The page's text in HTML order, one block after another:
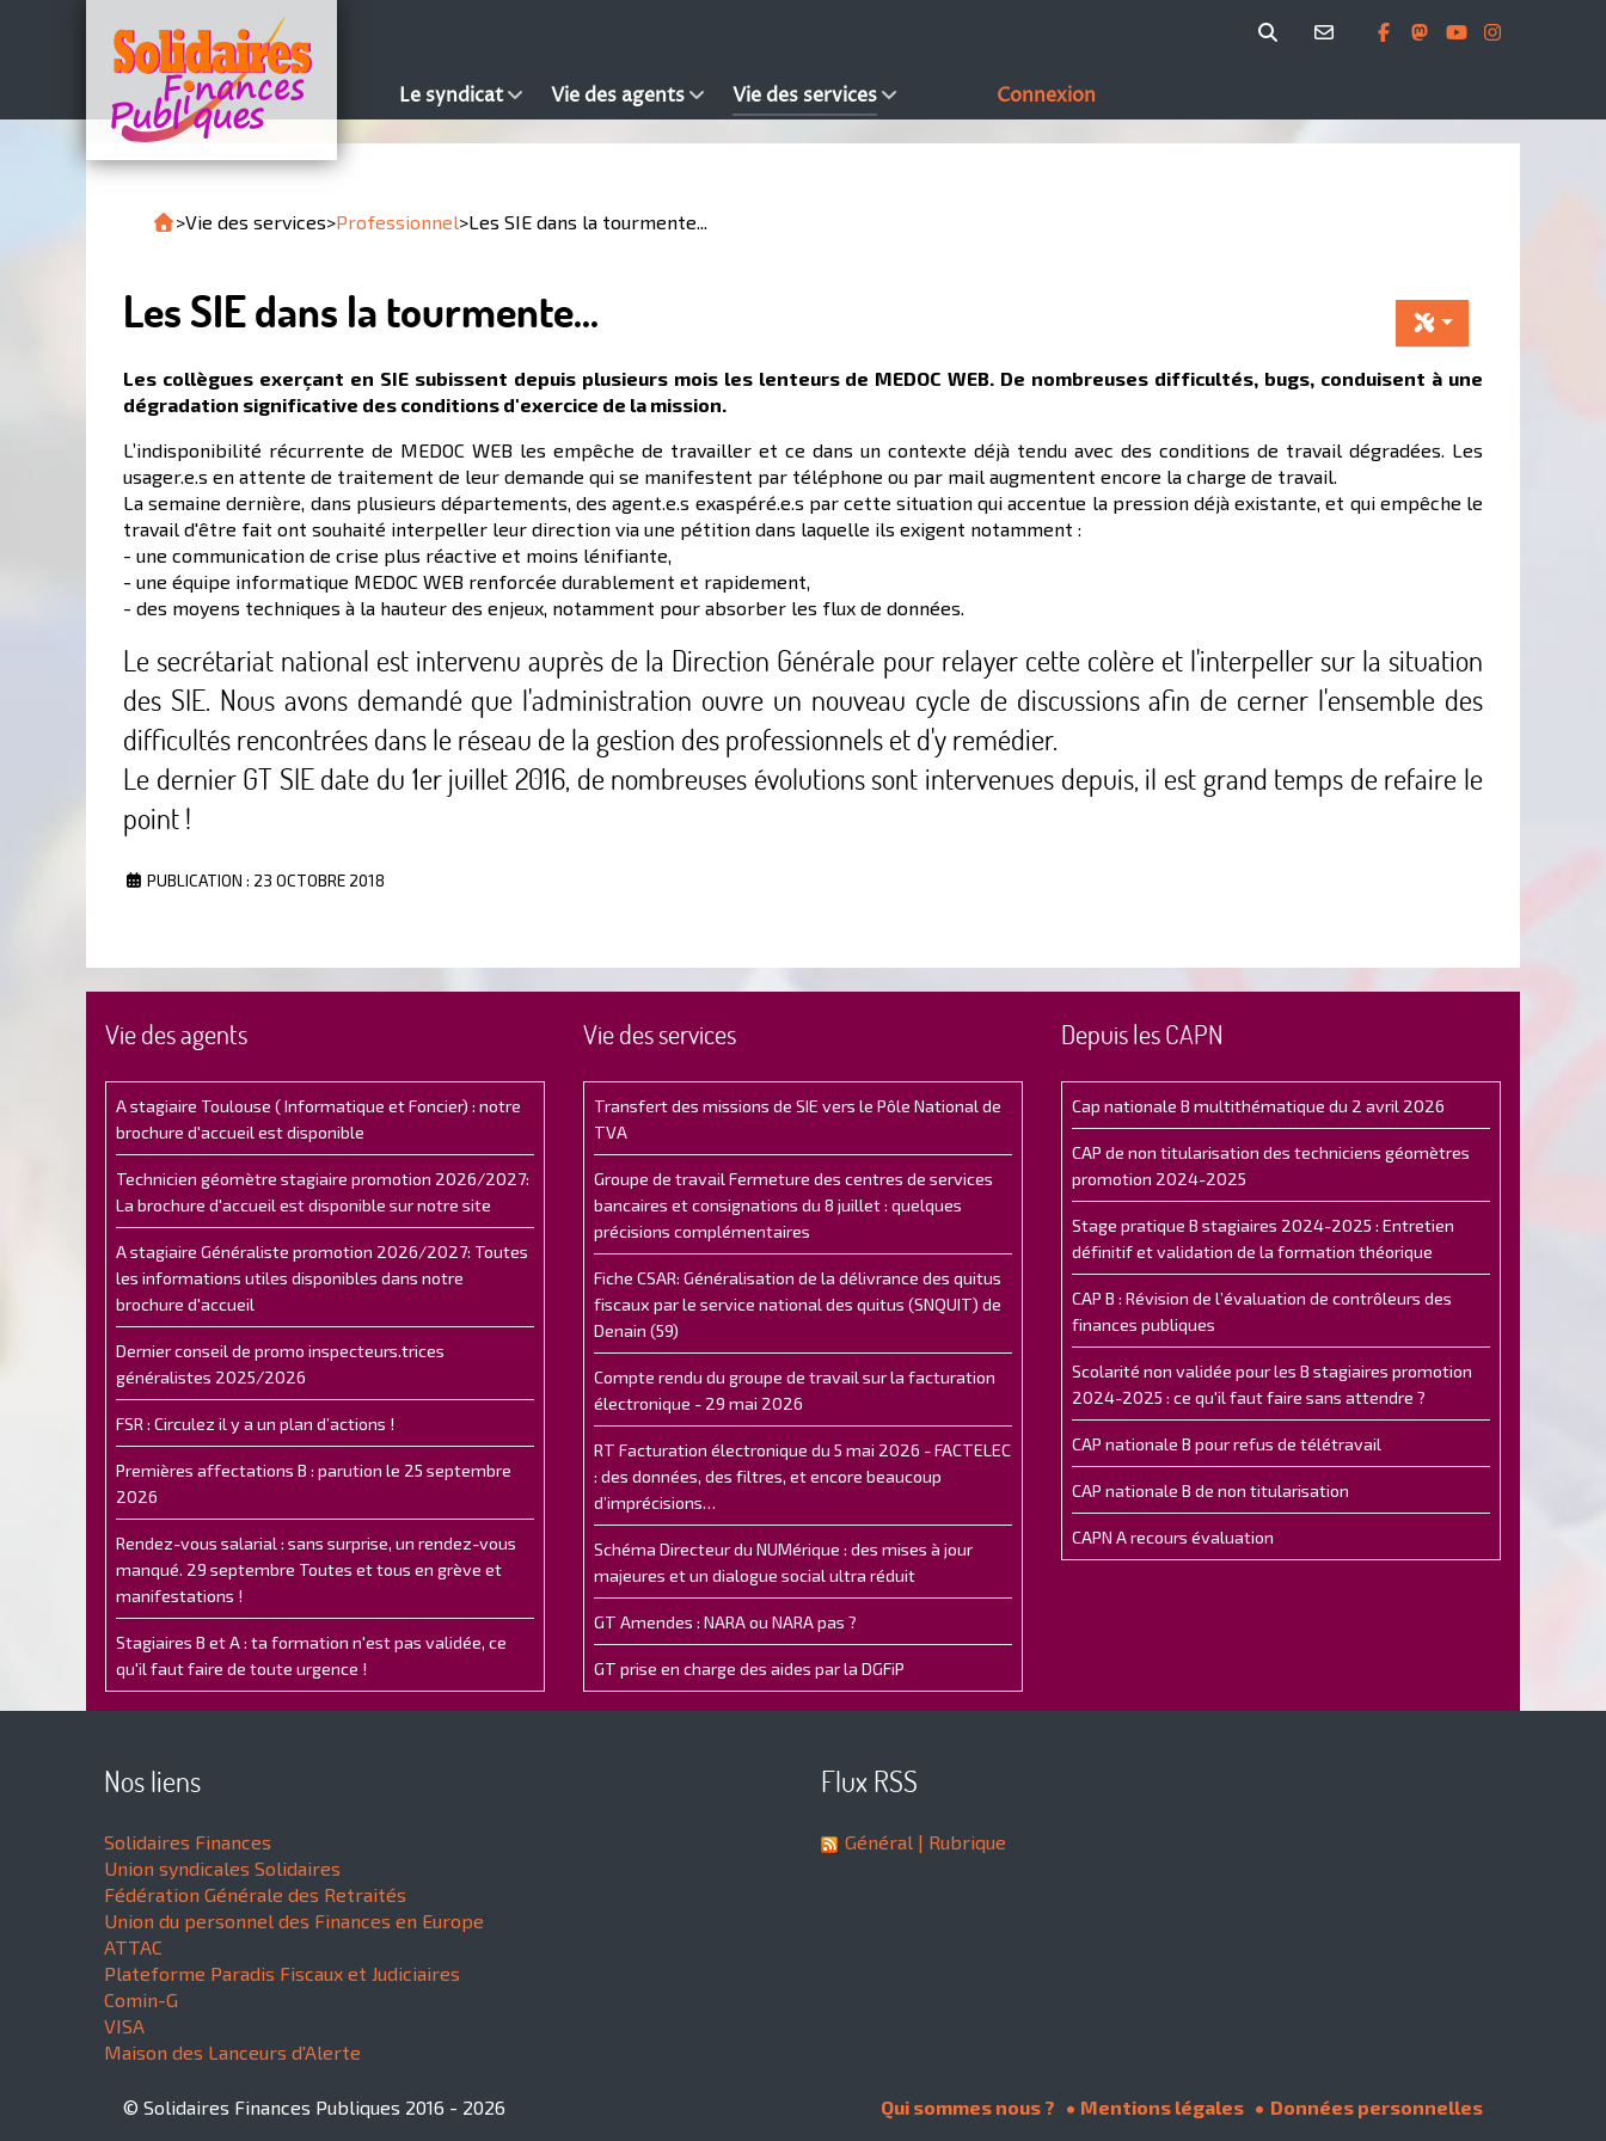
Le syndicat Vie des agents Vie des services Connexion
>Vie des services>Professionnel>Les SIE dans la tourmente...
Les SIE dans la tourmente...
Les collègues exerçant en SIE subissent depuis plusieurs mois les lenteurs de MEDOC WEB. De nombreuses difficultés, bugs, conduisent à une
dégradation significative des conditions d'exercice de la mission.
L’indisponibilité récurrente de MEDOC WEB les empêche de travailler et ce dans un contexte déjà tendu avec des conditions de travail dégradées. Les
usager.e.s en attente de traitement de leur demande qui se manifestent par téléphone ou par mail augmentent encore la charge de travail.
La semaine dernière, dans plusieurs départements, des agent.e.s exaspéré.e.s par cette situation qui accentue la pression déjà existante, et qui empêche le
travail d'être fait ont souhaité interpeller leur direction via une pétition dans laquelle ils exigent notamment :
- une communication de crise plus réactive et moins lénifiante,
- une équipe informatique MEDOC WEB renforcée durablement et rapidement,
- des moyens techniques à la hauteur des enjeux, notamment pour absorber les flux de données.
Le secrétariat national est intervenu auprès de la Direction Générale pour relayer cette colère et l'interpeller sur la situation
des SIE. Nous avons demandé que l'administration ouvre un nouveau cycle de discussions afin de cerner l'ensemble des
difficultés rencontrées dans le réseau de la gestion des professionnels et d'y remédier.
Le dernier GT SIE date du 1er juillet 2016, de nombreuses évolutions sont intervenues depuis, il est grand temps de refaire le
point !
PUBLICATION : 23 OCTOBRE 2018
Vie des agents
A stagiaire Toulouse ( Informatique et Foncier) : notre
brochure d'accueil est disponible
Technicien géomètre stagiaire promotion 2026/2027:
La brochure d'accueil est disponible sur notre site
A stagiaire Généraliste promotion 2026/2027: Toutes
les informations utiles disponibles dans notre
brochure d'accueil
Dernier conseil de promo inspecteurs.trices
généralistes 2025/2026
FSR : Circulez il y a un plan d’actions !
Premières affectations B : parution le 25 septembre
2026
Rendez-vous salarial : sans surprise, un rendez-vous
manqué. 29 septembre Toutes et tous en grève et
manifestations !
Stagiaires B et A : ta formation n'est pas validée, ce
qu'il faut faire de toute urgence !
Vie des services
Transfert des missions de SIE vers le Pôle National de
TVA
Groupe de travail Fermeture des centres de services
bancaires et consignations du 8 juillet : quelques
précisions complémentaires
Fiche CSAR: Généralisation de la délivrance des quitus
fiscaux par le service national des quitus (SNQUIT) de
Denain (59)
Compte rendu du groupe de travail sur la facturation
électronique - 29 mai 2026
RT Facturation électronique du 5 mai 2026 - FACTELEC
: des données, des filtres, et encore beaucoup
d’imprécisions…
Schéma Directeur du NUMérique : des mises à jour
majeures et un dialogue social ultra réduit
GT Amendes : NARA ou NARA pas ?
GT prise en charge des aides par la DGFiP
Depuis les CAPN
Cap nationale B multithématique du 2 avril 2026
CAP de non titularisation des techniciens géomètres
promotion 2024-2025
Stage pratique B stagiaires 2024-2025 : Entretien
définitif et validation de la formation théorique
CAP B : Révision de l’évaluation de contrôleurs des
finances publiques
Scolarité non validée pour les B stagiaires promotion
2024-2025 : ce qu'il faut faire sans attendre ?
CAP nationale B pour refus de télétravail
CAP nationale B de non titularisation
CAPN A recours évaluation
Nos liens
Solidaires Finances
Union syndicales Solidaires
Fédération Générale des Retraités
Union du personnel des Finances en Europe
ATTAC
Plateforme Paradis Fiscaux et Judiciaires
Comin-G
VISA
Maison des Lanceurs d'Alerte
Flux RSS
Général | Rubrique
© Solidaires Finances Publiques 2016 - 2026 Qui sommes nous ? Mentions légales Données personnelles